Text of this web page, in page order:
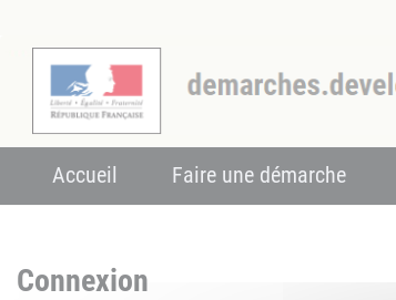
Accueil Faire une démarche
Connexion